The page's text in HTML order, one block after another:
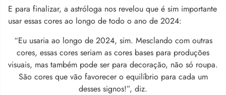
E para finalizar, a astróloga nos revelou que é sim importante
usar essas cores ao longo de todo o ano de 2024:
“Eu usaria ao longo de 2024, sim. Mesclando com outras
cores, essas cores seriam as cores bases para produções
visuais, mas também pode ser para decoração, não só roupa.
São cores que vão favorecer o equilíbrio para cada um
desses signos!”, diz.